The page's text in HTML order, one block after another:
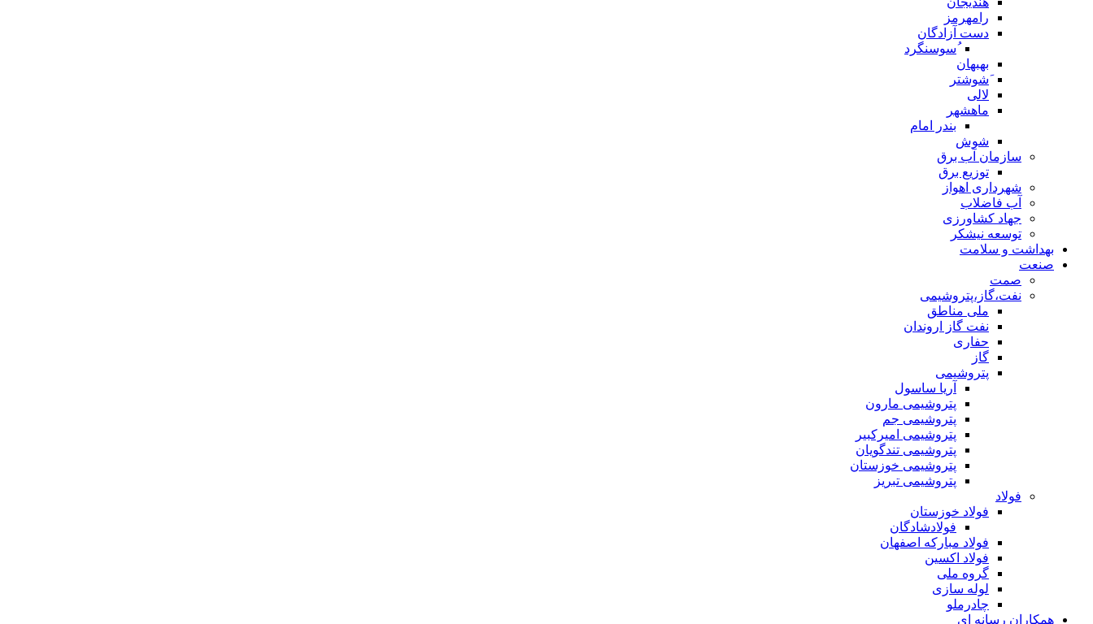
رامهرمز
دست آزادگان
ُسوسنگرد
بهبهان
َشوشتر
لالی
ماهشهر
بندر امام
شوش
سازمان آب برق
توزیع برق
شهرداری اهواز
آب فاضلاب
جهاد کشاورزی
توسعه نیشکر
بهداشت و سلامت
صنعت
صمت
نفت،گاز،پتروشیمی
ملی مناطق
نفت گاز اروندان
حفاری
گاز
پتروشیمی
آریا ساسول
پتروشیمی مارون
پتروشیمی جم
پتروشیمی امیرکبیر
پتروشیمی تندگویان
پتروشیمی خوزستان
پتروشیمی تبریز
فولاد
فولاد خوزستان
فولادشادگان
فولاد مبارکه اصفهان
فولاد اکسین
گروه ملی
لوله سازی
چادرملو
همکاران رسانه ای